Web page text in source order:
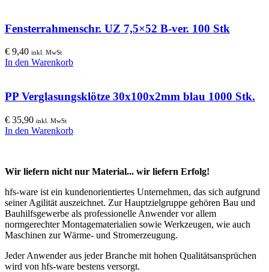
Fensterrahmenschr. UZ 7,5×52 B-ver. 100 Stk
€ 9,40 inkl. MwSt
In den Warenkorb
PP Verglasungsklötze 30x100x2mm blau 1000 Stk.
€ 35,90 inkl. MwSt
In den Warenkorb
Wir liefern nicht nur Material... wir liefern Erfolg!
hfs-ware ist ein kundenorientiertes Unternehmen, das sich aufgrund
seiner Agilität auszeichnet. Zur Hauptzielgruppe gehören Bau und
Bauhilfsgewerbe als professionelle Anwender vor allem
normgerechter Montagematerialien sowie Werkzeugen, wie auch
Maschinen zur Wärme- und Stromerzeugung.
Jeder Anwender aus jeder Branche mit hohen Qualitätsansprüchen
wird von hfs-ware bestens versorgt.